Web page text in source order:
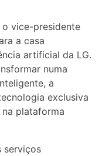
o vice-presidente
a casa
artificial da LG.
numa
a
exclusiva
na plataforma
serviços